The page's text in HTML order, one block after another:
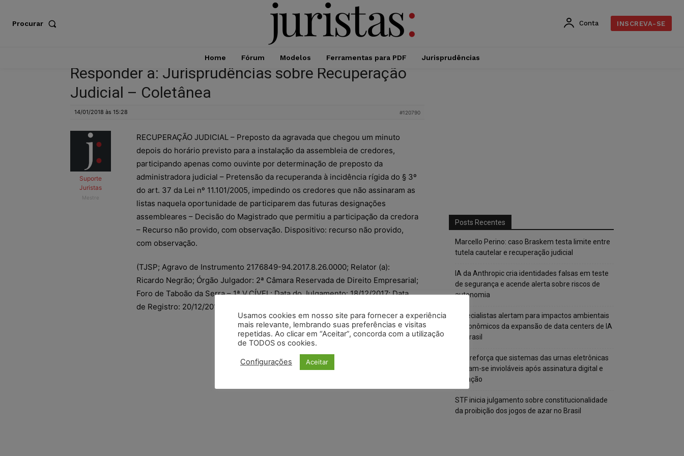
Procurar Conta INSCREVA-SE
Home Fórum Modelos Ferramentas para PDF Jurisprudências
Responder a: Jurisprudências sobre Recuperação
Judicial – Coletânea
14/01/2018 às 15:28 #120790
Suporte
Juristas
Mestre
RECUPERAÇÃO JUDICIAL – Preposto da agravada que chegou um minuto
depois do horário previsto para a instalação da assembleia de credores,
participando apenas como ouvinte por determinação de preposto da
administradora judicial – Pretensão da recuperanda à incidência rígida do § 3º
do art. 37 da Lei nº 11.101/2005, impedindo os credores que não assinaram as
listas naquela oportunidade de participarem das futuras designações
assembleares – Decisão do Magistrado que permitiu a participação da credora
– Recurso não provido, com observação. Dispositivo: recurso não provido,
com observação.
(TJSP; Agravo de Instrumento 2176849-94.2017.8.26.0000; Relator (a):
Ricardo Negrão; Órgão Julgador: 2ª Câmara Reservada de Direito Empresarial;
Foro de Taboão da Serra – 1ª V.CÍVEL; Data do Julgamento: 18/12/2017; Data
de Registro: 20/12/2017)
Posts Recentes
Marcello Perino: caso Braskem testa limite entre
tutela cautelar e recuperação judicial
IA da Anthropic cria identidades falsas em teste
de segurança e acende alerta sobre riscos de
autonomia
Especialistas alertam para impactos ambientais
e econômicos da expansão de data centers de IA
no Brasil
TSE reforça que sistemas das urnas eletrônicas
tornam-se invioláveis após assinatura digital e
lacração
STF inicia julgamento sobre constitucionalidade
da proibição dos jogos de azar no Brasil
Usamos cookies em nosso site para fornecer a experiência
mais relevante, lembrando suas preferências e visitas
repetidas. Ao clicar em “Aceitar”, concorda com a utilização
de TODOS os cookies.
Configurações Aceitar